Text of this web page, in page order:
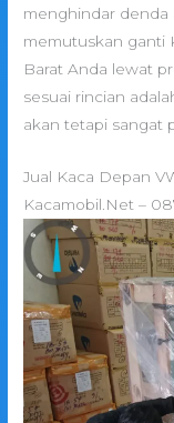
menghindar denda
memutuskan ganti
Barat Anda lewat
sesuai rincian
akan tetapi sangat
Jual Kaca Depan
Kacamobil.Net –